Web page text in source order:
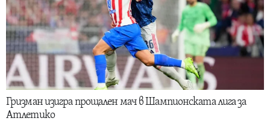
Гризман изигра прощален мач в Шампионската лига за
Атлетико